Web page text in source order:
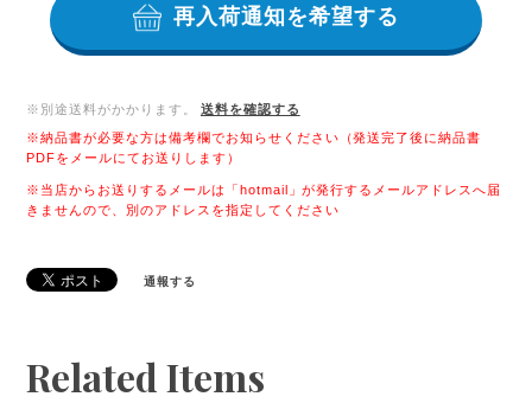
再入荷通知を希望する
※別途送料がかかります。
送料を確認する
※納品書が必要な方は備考欄でお知らせください（発送完了後に納品書
PDFをメールにてお送りします）
※当店からお送りするメールは「hotmail」が発行するメールアドレスへ届
きませんので、別のアドレスを指定してください
通報する
Related Items